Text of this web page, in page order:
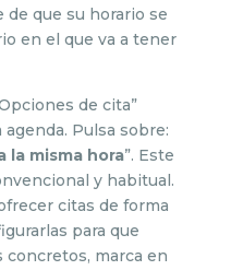
que su horario se
en el que va a tener
de cita”
Pulsa sobre:
la misma hora”. Este
y habitual.
citas de forma
para que
concretos, marca en